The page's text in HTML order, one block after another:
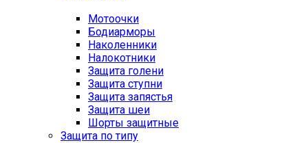
Мотоочки
Бодиарморы
Наколенники
Налокотники
Защита голени
Защита ступни
Защита запястья
Защита шеи
Шорты защитные
Защита по типу